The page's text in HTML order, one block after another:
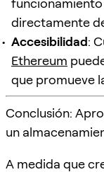
funcionamiento
directamente
Accesibilidad:
Ethereum
que promueve
Conclusión:
un
A medida que